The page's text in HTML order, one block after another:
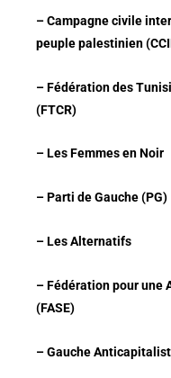
– Campagne civile
peuple palestinien
– Fédération des
(FTCR)
– Les Femmes en Noir
– Parti de Gauche (PG)
– Les Alternatifs
– Fédération pour une
(FASE)
– Gauche